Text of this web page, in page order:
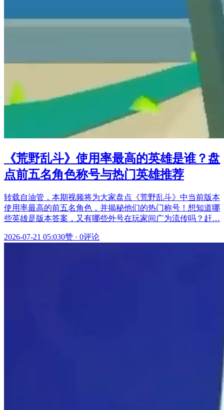
《荒野乱斗》使用率最高的英雄是谁？盘
点前五名角色称号与热门英雄推荐
转载自油管，本期视频将为大家盘点《荒野乱斗》中当前版本
使用率最高的前五名角色，并揭秘他们的热门称号！想知道哪
些英雄是版本答案，又有哪些外号在玩家间广为流传吗？赶…
2026-07-21 05:030赞 · 0评论